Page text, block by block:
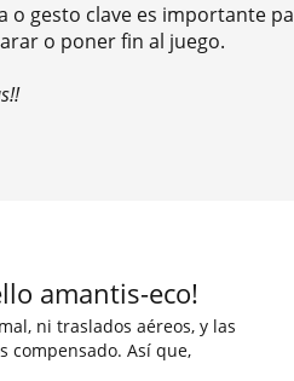
o gesto clave es importante
o poner fin al juego.
amantis-eco!
ni traslados aéreos, y las
compensado. Así que,